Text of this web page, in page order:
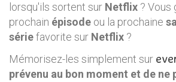
lorsqu'ils sortent sur Netflix ? Vous
prochain épisode ou la prochaine
sériefavorite sur Netflix ?
Mémorisez-les simplement sur
prévenu au bon moment et de ne